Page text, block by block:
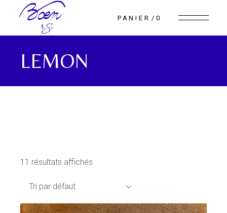
PANIER 0
LEMON
11 résultats affichés
Tri par défaut